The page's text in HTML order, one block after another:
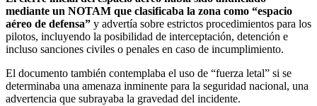
mediante un NOTAM que clasificaba la zona como “espacio
aéreo de defensa” y advertía sobre estrictos procedimientos para los
pilotos, incluyendo la posibilidad de interceptación, detención e
incluso sanciones civiles o penales en caso de incumplimiento.
El documento también contemplaba el uso de “fuerza letal” si se
determinaba una amenaza inminente para la seguridad nacional, una
advertencia que subrayaba la gravedad del incidente.